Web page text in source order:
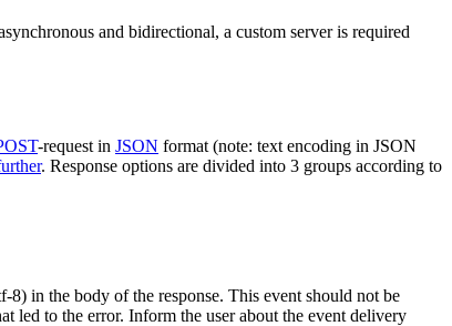
and bidirectional, a custom server is required
-request in JSON format (note: text encoding in JSON
. Response options are divided into 3 groups according to
in the body of the response. This event should not be
led to the error. Inform the user about the event delivery